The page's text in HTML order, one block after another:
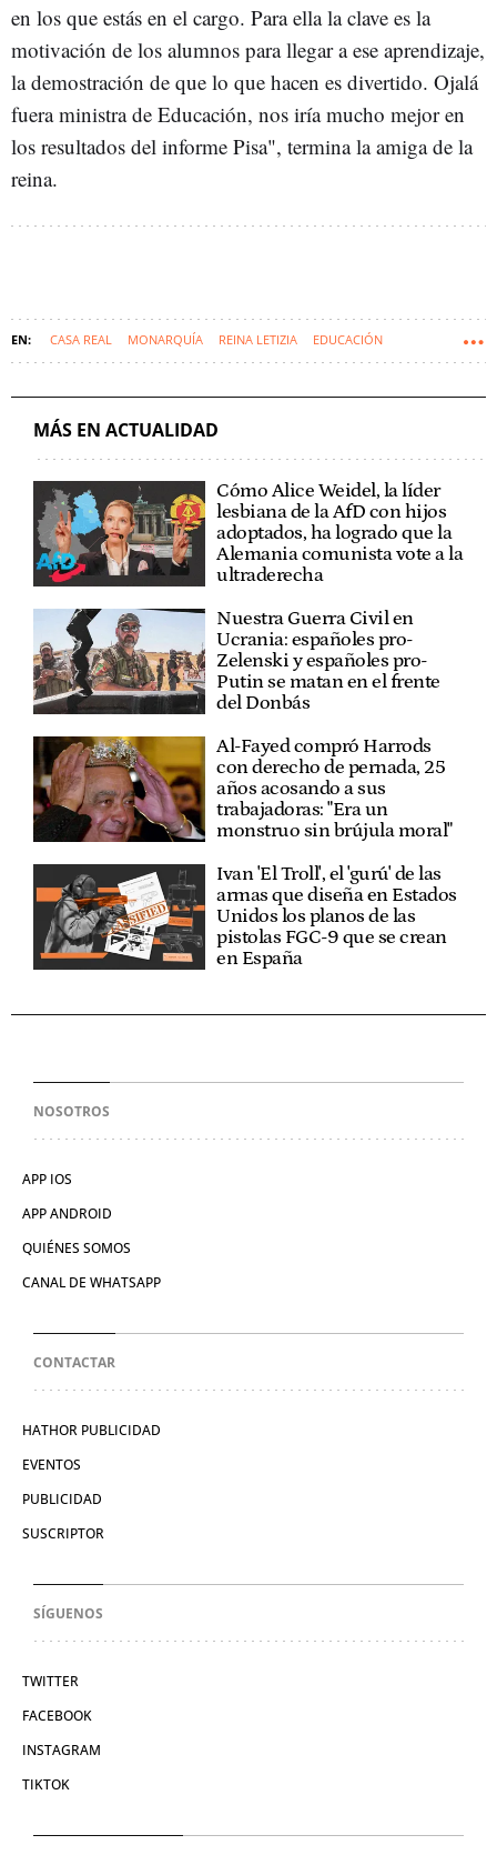
en los que estás en el cargo. Para ella la clave es la
motivación de los alumnos para llegar a ese aprendizaje,
la demostración de que lo que hacen es divertido. Ojalá
fuera ministra de Educación, nos iría mucho mejor en
los resultados del informe Pisa", termina la amiga de la
reina.
CASA REAL MONARQUÍA REINA LETIZIA EDUCACIÓN
MÁS EN ACTUALIDAD
Cómo Alice Weidel, la líder
lesbiana de la AfD con hijos
adoptados, ha logrado que la
Alemania comunista vote a la
ultraderecha
Nuestra Guerra Civil en
Ucrania: españoles pro-
Zelenski y españoles pro-
Putin se matan en el frente
del Donbás
Al-Fayed compró Harrods
con derecho de pernada, 25
años acosando a sus
trabajadoras: "Era un
monstruo sin brújula moral"
Ivan 'El Troll', el 'gurú' de las
armas que diseña en Estados
Unidos los planos de las
pistolas FGC-9 que se crean
en España
NOSOTROS
APP IOS
APP ANDROID
QUIÉNES SOMOS
CANAL DE WHATSAPP
CONTACTAR
HATHOR PUBLICIDAD
EVENTOS
PUBLICIDAD
SUSCRIPTOR
SÍGUENOS
TWITTER
FACEBOOK
INSTAGRAM
TIKTOK